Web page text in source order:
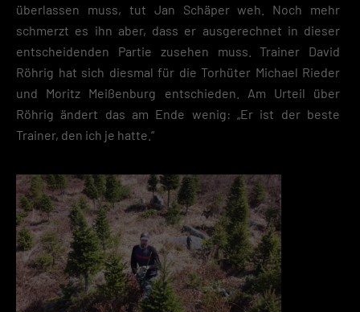
überlassen muss, tut Jan Schäper weh. Noch mehr
schmerzt es ihn aber, dass er ausgerechnet in dieser
entscheidenden Partie zusehen muss. Trainer David
Röhrig hat sich diesmal für die Torhüter Michael Rieder
und Moritz Meißenburg entschieden. Am Urteil über
Röhrig ändert das am Ende wenig: „Er ist der beste
Trainer, den ich je hatte.“